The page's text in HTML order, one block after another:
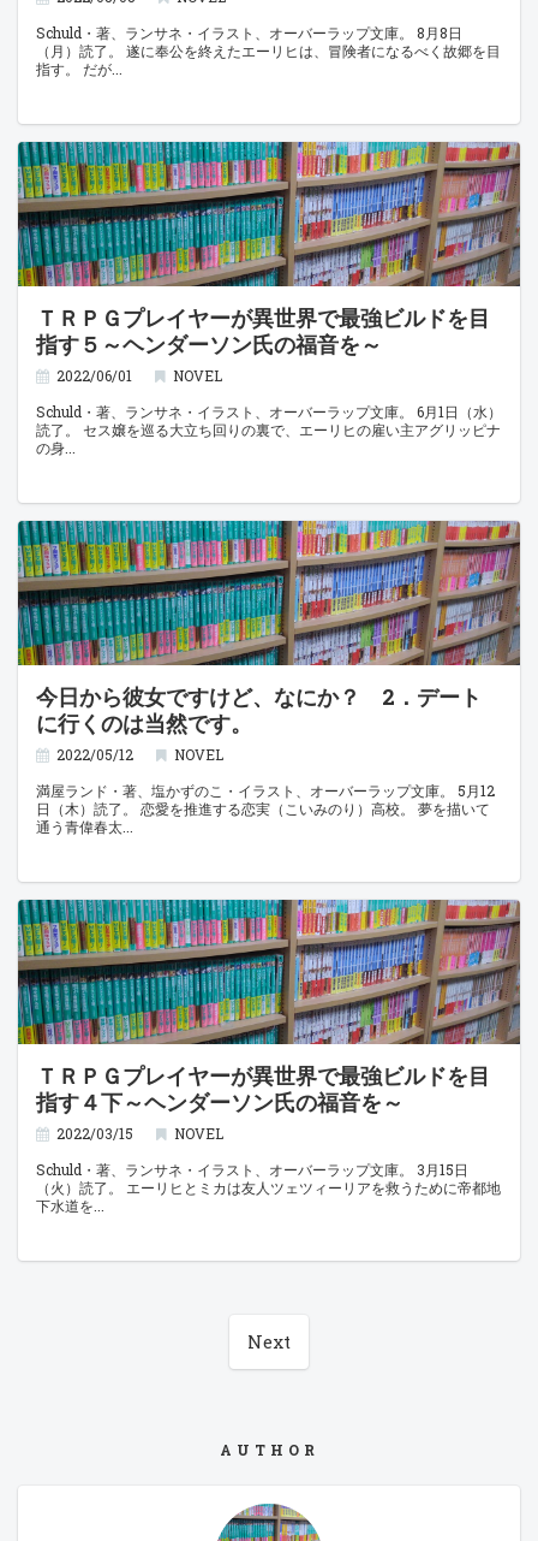
Schuld・著、ランサネ・イラスト、オーバーラップ文庫。 8月8日
（月）読了。 遂に奉公を終えたエーリヒは、冒険者になるべく故郷を目
指す。 だが
ＴＲＰＧプレイヤーが異世界で最強ビルドを目
指す５～ヘンダーソン氏の福音を～
2022/06/01
NOVEL
Schuld・著、ランサネ・イラスト、オーバーラップ文庫。 6月1日（水）
読了。 セス嬢を巡る大立ち回りの裏で、エーリヒの雇い主アグリッピナ
の身
今日から彼女ですけど、なにか？ 2．デート
に行くのは当然です。
2022/05/12
NOVEL
満屋ランド・著、塩かずのこ・イラスト、オーバーラップ文庫。 5月12
日（木）読了。 恋愛を推進する恋実（こいみのり）高校。 夢を描いて
通う青偉春太
ＴＲＰＧプレイヤーが異世界で最強ビルドを目
指す４下～ヘンダーソン氏の福音を～
2022/03/15
NOVEL
Schuld・著、ランサネ・イラスト、オーバーラップ文庫。 3月15日
（火）読了。 エーリヒとミカは友人ツェツィーリアを救うために帝都地
下水道を
Next
AUTHOR